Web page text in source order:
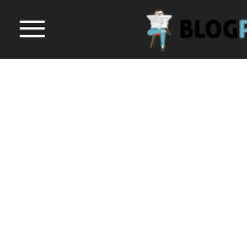
blogprasa.pl